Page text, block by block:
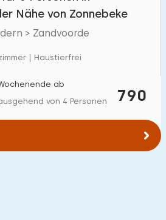
Nähe von Zonnebeke
> Zandvoorde
| Haustierfrei
790
ab
von 4 Personen